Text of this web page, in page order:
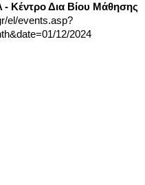
- Κέντρο Δια Βίου Μάθησης
el/events.asp?
12/2024